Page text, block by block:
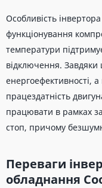
Особливість
функціонування
температури
відключення. Завдяки
енергоефективності, а
працездатність
працювати в рамках
стоп, причому
Переваги
обладнання